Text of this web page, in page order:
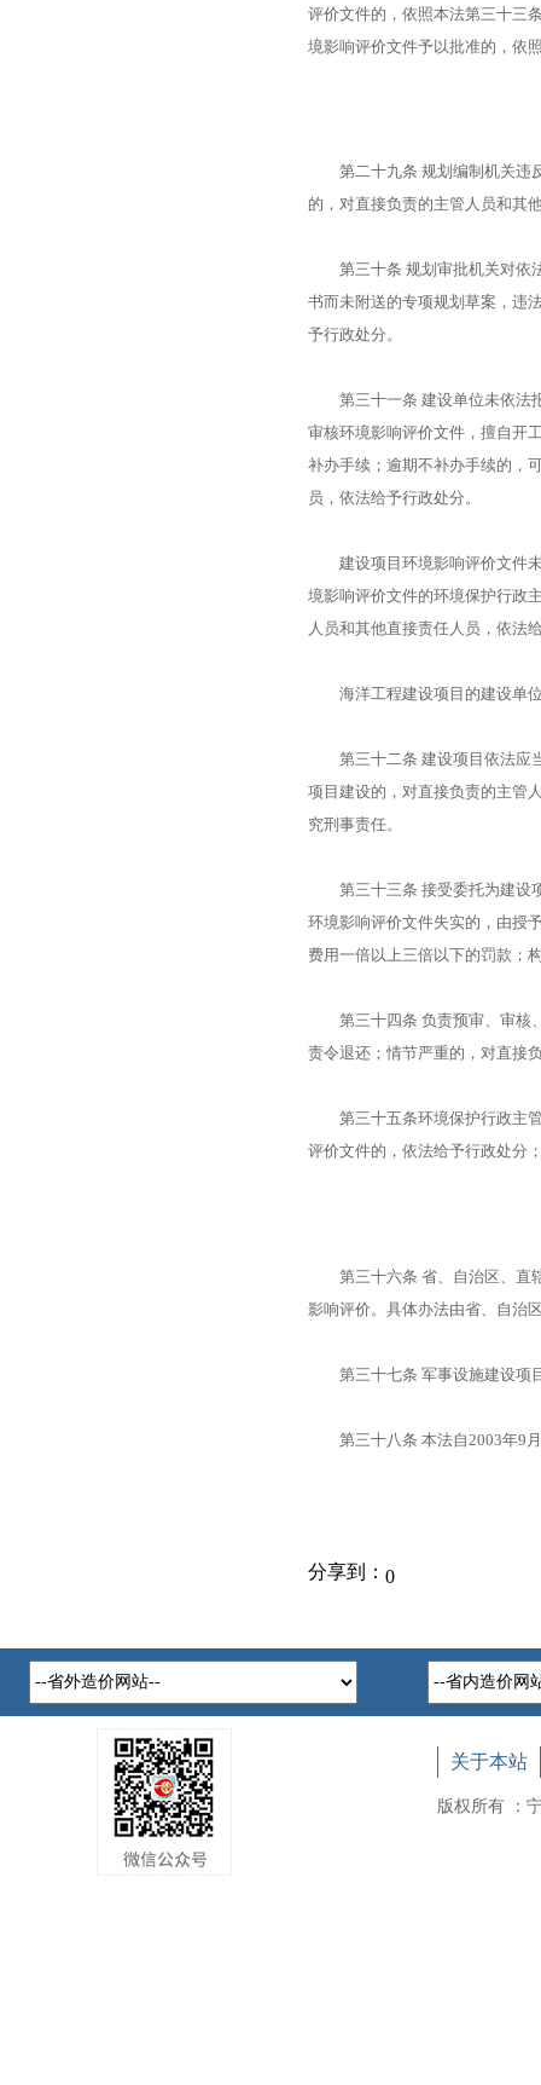
评价文件的，依照本法第三十三
境影响评价文件予以批准的，依
第二十九条 规划编制机关违反
的，对直接负责的主管人员和其
第三十条 规划审批机关对依法
书而未附送的专项规划草案，违
予行政处分。
第三十一条 建设单位未依法报
审核环境影响评价文件，擅自开
补办手续；逾期不补办手续的，
员，依法给予行政处分。
建设项目环境影响评价文件未
境影响评价文件的环境保护行政
人员和其他直接责任人员，依法
海洋工程建设项目的建设单位
第三十二条 建设项目依法应当
项目建设的，对直接负责的主管
究刑事责任。
第三十三条 接受委托为建设项
环境影响评价文件失实的，由授
费用一倍以上三倍以下的罚款；
第三十四条 负责预审、审核、
责令退还；情节严重的，对直接
第三十五条环境保护行政主管
评价文件的，依法给予行政处分
第三十六条 省、自治区、直辖
影响评价。具体办法由省、自治
第三十七条 军事设施建设项
第三十八条 本法自2003年9月
分享到： 0
关于本站
版权所有 ：